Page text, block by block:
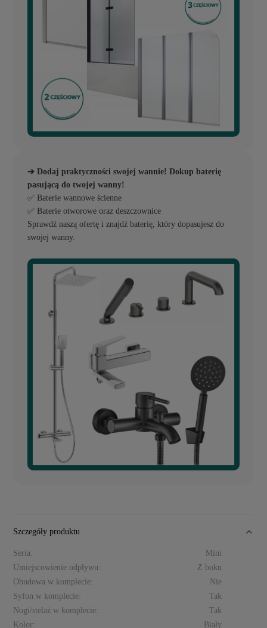
➔ Dodaj praktyczności swojej wannie! Dokup baterię
pasującą do twojej wanny!
✅ Baterie wannowe ścienne
✅ Baterie otworowe oraz deszczownice
Sprawdź naszą ofertę i znajdź baterię, który dopasujesz do
swojej wanny.
Szczegóły produktu
Seria:
Mini
Umiejscowienie odpływu:
Z boku
Obudowa w komplecie:
Nie
Syfon w komplecie:
Tak
Nogi/stelaż w komplecie:
Tak
Kolor:
Biały